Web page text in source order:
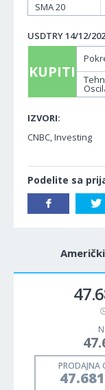
SMA 20
USDTRY 14/12/
KUPITI
IZVORI:
CNBC, Investing
Podelite sa
PRODAJNA